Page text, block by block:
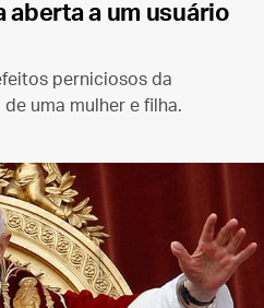
aberta a um usuário
perniciosos da
uma mulher e filha.